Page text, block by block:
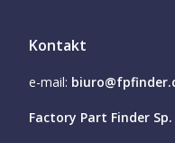
Kontakt
e-mail:
Factory Part Finder